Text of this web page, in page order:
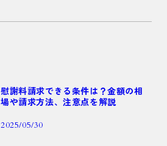
慰謝料請求できる条件は？金額の相
場や請求方法、注意点を解説
2025/05/30